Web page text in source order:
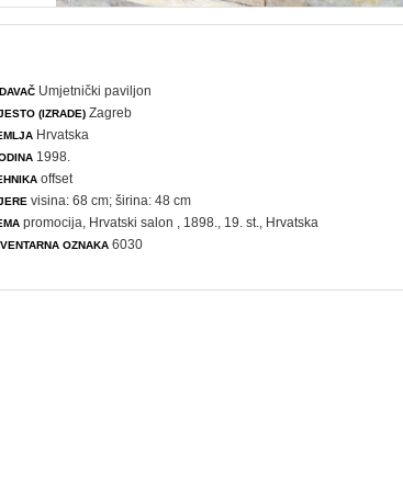
Umjetnički paviljon
(IZRADE) Zagreb
Hrvatska
1998.
offset
visina: 68 cm; širina: 48 cm
promocija Hrvatski salon , 1898., 19. st., Hrvatska
OZNAKA 6030